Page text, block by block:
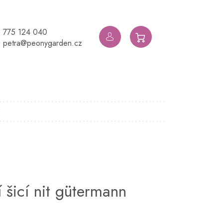
775 124 040
petra@peonygarden.cz
nit gütermann